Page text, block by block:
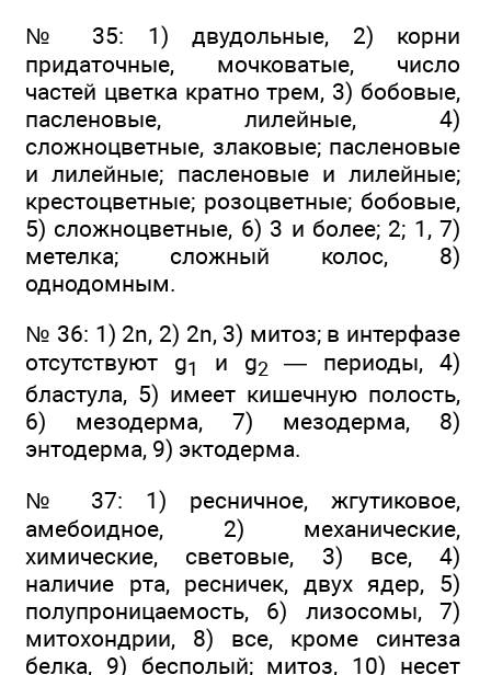
№ 35: 1) двудольные, 2) корни
придаточные, мочковатые, число
частей цветка кратно трем, 3) бобовые,
пасленовые, лилейные, 4)
сложноцветные, злаковые; пасленовые
и лилейные; пасленовые и лилейные;
крестоцветные; розоцветные; бобовые,
5) сложноцветные, 6) 3 и более; 2; 1, 7)
метелка; сложный колос, 8)
однодомным.
№ 36: 1) 2n, 2) 2n, 3) митоз; в интерфазе
отсутствуют g1 и g2
— периоды, 4)
бластула, 5) имеет кишечную полость,
6) мезодерма, 7) мезодерма, 8)
энтодерма, 9) эктодерма.
№ 37: 1) ресничное, жгутиковое,
амебоидное, 2) механические,
химические, световые, 3) все, 4)
наличие рта, ресничек, двух ядер, 5)
полупроницаемость, 6) лизосомы, 7)
митохондрии, 8) все, кроме синтеза
белка, 9) бесполый; митоз, 10) несет